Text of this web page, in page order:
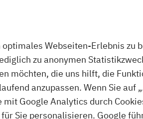
auch gern die Mitarbeiter des
Informationen zu
bahn.de, hvv.de und nah.sh
nordbahn-E-Mail-Newsletter.
Webseiten-Erlebnis zu
zu anonymen
möchten, die uns hilft, die
anzupassen. Wenn Sie auf
Google Analytics durch
Sie personalisieren. Google